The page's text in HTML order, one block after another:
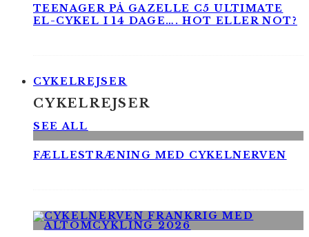
TEENAGER PÅ GAZELLE C5 ULTIMATE
EL-CYKEL I 14 DAGE…. HOT ELLER NOT?
CYKELREJSER
CYKELREJSER
SEE ALL
FÆLLESTRÆNING MED CYKELNERVEN